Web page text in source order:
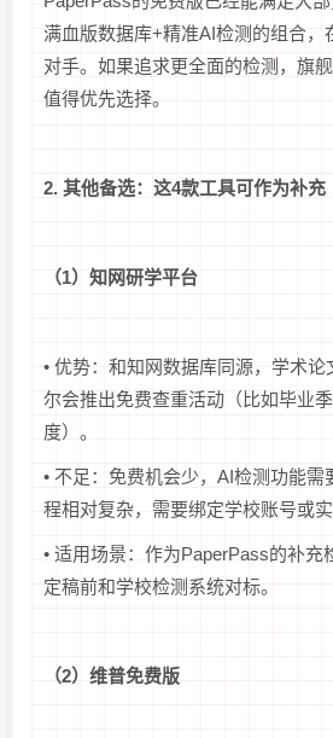
满血版数据库+精准AI检测的组合，
对手。如果追求更全面的检测，旗
值得优先选择。
2. 其他备选：这4款工具可作为补充
（1）知网研学平台
• 优势：和知网数据库同源，学术
尔会推出免费查重活动（比如毕业
度）。
• 不足：免费机会少，AI检测功能
程相对复杂，需要绑定学校账号或实
• 适用场景：作为PaperPass的补充
定稿前和学校检测系统对标。
（2）维普免费版